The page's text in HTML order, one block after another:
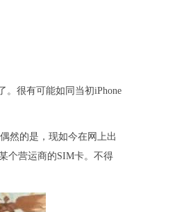
。很有可能如同当初iPhone
然的是，现如今在网上出
个营运商的SIM卡。不得